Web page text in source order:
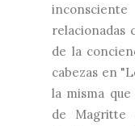
relacionadas
de la
cabezas en
la misma
de Magritte